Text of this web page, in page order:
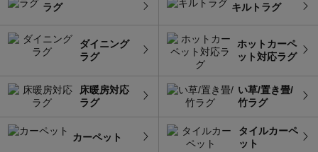
ラグ キルトラグ
ダイニング
ラグ
ホットカーペ
ット対応ラグ
床暖房対応
ラグ
い草/置き畳/
竹ラグ
カーペット
タイルカーペ
ット